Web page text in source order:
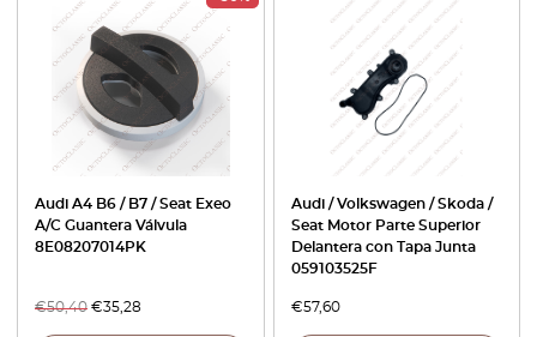
Audi A4 B6 / B7 / Seat Exeo
A/C Guantera Válvula
8E08207014PK
€50,40 €35,28
Audi / Volkswagen / Skoda /
Seat Motor Parte Superior
Delantera con Tapa Junta
059103525F
€57,60